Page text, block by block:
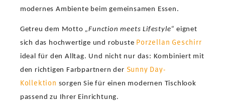
modernes Ambiente beim gemeinsamen Essen.
Getreu dem Motto „Function meets Lifestyle“ eignet
sich das hochwertige und robuste Porzellan Geschirr
ideal für den Alltag. Und nicht nur das: Kombiniert mit
den richtigen Farbpartnern der Sunny Day-
Kollektion sorgen Sie für einen modernen Tischlook
passend zu Ihrer Einrichtung.